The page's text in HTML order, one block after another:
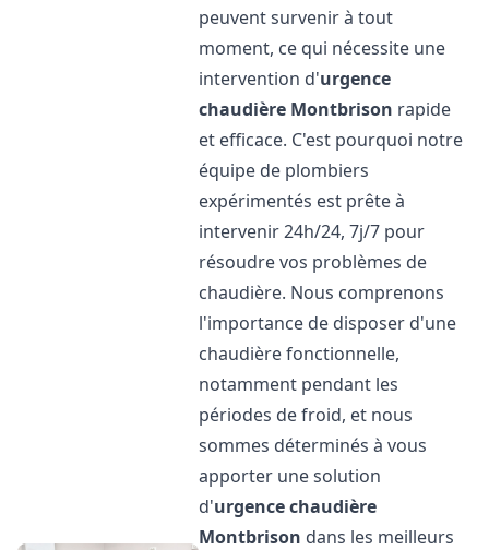
peuvent survenir à tout
moment, ce qui nécessite une
intervention d'urgence
chaudière Montbrison rapide
et efficace. C'est pourquoi notre
équipe de plombiers
expérimentés est prête à
intervenir 24h/24, 7j/7 pour
résoudre vos problèmes de
chaudière. Nous comprenons
l'importance de disposer d'une
chaudière fonctionnelle,
notamment pendant les
périodes de froid, et nous
sommes déterminés à vous
apporter une solution
d'urgence chaudière
Montbrison dans les meilleurs